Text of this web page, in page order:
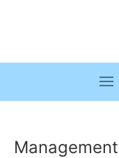
Management